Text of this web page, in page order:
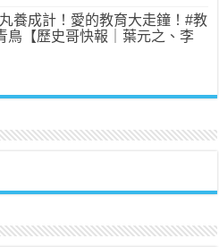
養成計！愛的教育大走鐘！#教
鳥【歷史哥快報｜葉元之、李